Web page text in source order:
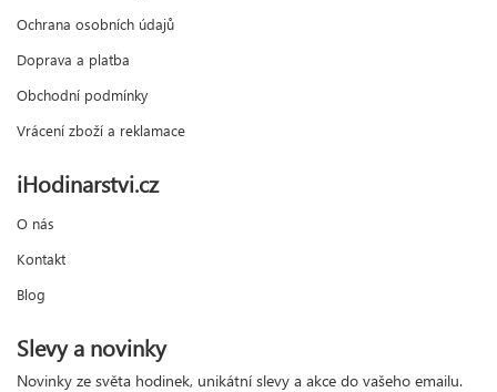
Ochrana osobních údajů
Doprava a platba
Obchodní podmínky
Vrácení zboží a reklamace
iHodinarstvi.cz
O nás
Kontakt
Blog
Slevy a novinky
Novinky ze světa hodinek, unikátní slevy a akce do vašeho emailu.